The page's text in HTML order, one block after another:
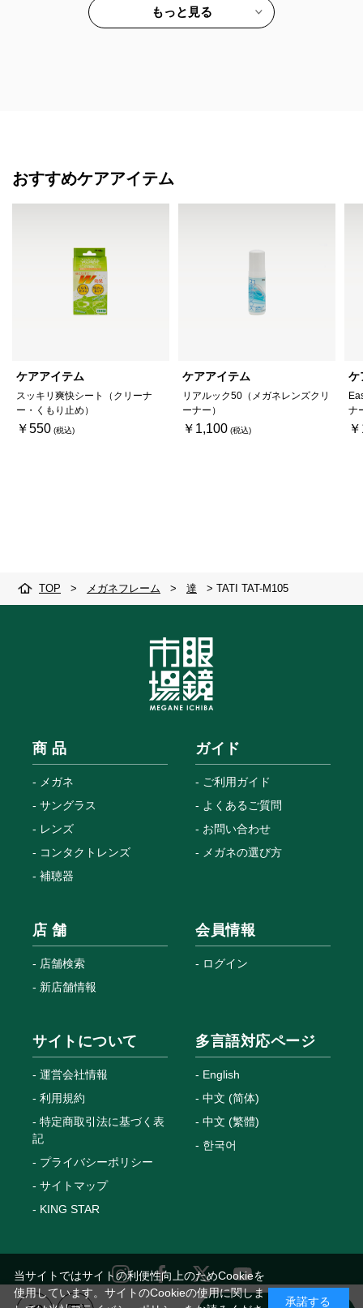
もっと見る
おすすめケアアイテム
ケアアイテム
スッキリ爽快シート（クリーナ
ー・くもり止め）
￥550
ケアアイテム
リアルック50（メガネレンズクリ
ーナー）
￥1,100
ケ
ナ
TOP > メガネフレーム > 達 > TATI TAT-M105
商 品
メガネ
サングラス
レンズ
コンタクトレンズ
補聴器
ガイド
ご利用ガイド
よくあるご質問
お問い合わせ
メガネの選び方
店 舗
店舗検索
新店舗情報
会員情報
ログイン
サイトについて
運営会社情報
利用規約
特定商取引法に基づく表
記
プライバシーポリシー
サイトマップ
KING STAR
多言語対応ページ
English
中文 (简体)
中文 (繁體)
한국어
当サイトではサイトの利便性向上のためCookieを
使用しています。サイトのCookieの使用に関しま
承諾する